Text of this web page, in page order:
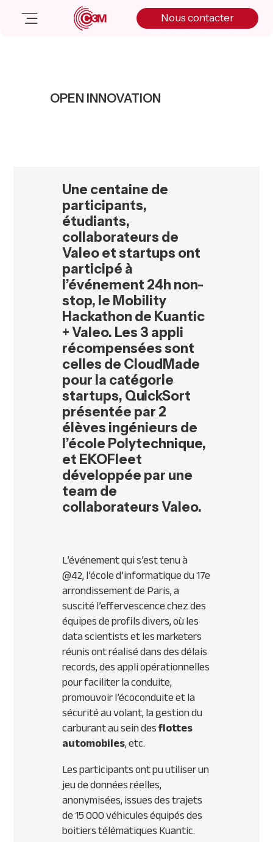
Nous contacter
Salle de presse
Nous contacter
OPEN INNOVATION
Une centaine de
participants,
étudiants,
collaborateurs de
Valeo et startups ont
participé à
l’événement 24h non-
stop, le Mobility
Hackathon de Kuantic
+ Valeo. Les 3 appli
récompensées sont
celles de CloudMade
pour la catégorie
startups, QuickSort
présentée par 2
élèves ingénieurs de
l’école Polytechnique,
et EKOFleet
développée par une
team de
collaborateurs Valeo.
L’événement qui s’est tenu à
@42, l’école d’informatique du 17e
arrondissement de Paris, a
suscité l’effervescence chez des
équipes de profils divers, où les
data scientists et les marketers
réunis ont réalisé dans des délais
records, des appli opérationnelles
pour faciliter la conduite,
promouvoir l’écoconduite et la
sécurité au volant, la gestion du
carburant au sein desflottes
automobiles, etc.
Les participants ont pu utiliser un
jeu de données réelles,
anonymisées, issues des trajets
de 15 000 véhicules équipés des
boitiers télématiques Kuantic.